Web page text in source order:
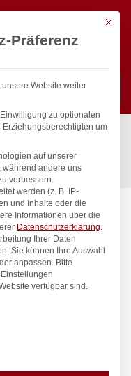
Suchen
für Profis
495x690x(H)413mm
Mit
Präferenz
Website weiter
zu optionalen
um
auf unserer
während andere uns
verbessern.
werden (z. B. IP-
und Inhalte oder die
Informationen über die
Datenschutzerklärung.
Ihrer Daten
Sie können Ihre Auswahl
anpassen. Bitte
verfügbar sind.
für die eine